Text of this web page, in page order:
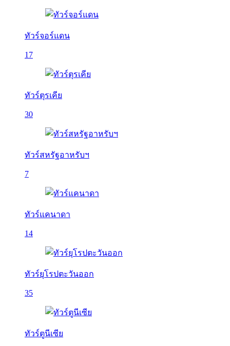
ทัวร์จอร์แดน
17
ทัวร์ตุรเคีย
30
ทัวร์สหรัฐอาหรับฯ
7
ทัวร์แคนาดา
14
ทัวร์ยุโรปตะวันออก
35
ทัวร์ตูนีเซีย